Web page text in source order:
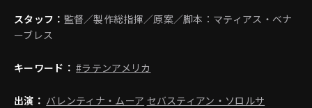
スタッフ： 監督／製作総指揮／原案／脚本：マティアス・ベナ
ーブレス
キーワード： #ラテンアメリカ
出演： バレンティナ・ムーア セバスティアン・ソロルサ